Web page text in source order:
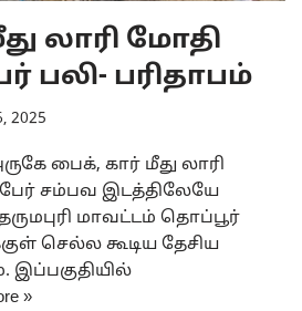
லாரி மோதி
பலி- பரிதாபம்
2025
பைக், கார் மீது லாரி
சம்பவ இடத்திலேயே
மாவட்டம் தொப்பூர்
செல்ல கூடிய தேசிய
இப்பகுதியில்
»